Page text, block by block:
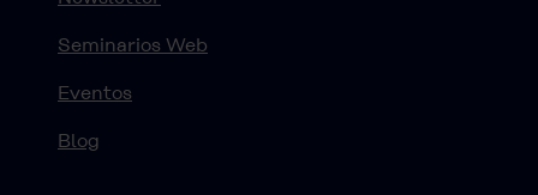
Seminarios Web
Eventos
Blog